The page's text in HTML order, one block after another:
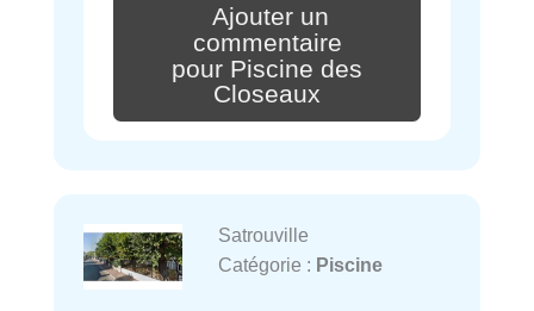
Ajouter un
commentaire
pour Piscine des
Closeaux
Satrouville
Catégorie : Piscine